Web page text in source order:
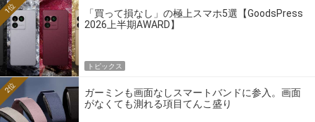
「買って損なし」の極上スマホ5選【GoodsPress
2026上半期AWARD】
1位
トピックス
ガーミンも画面なしスマートバンドに参入。画面
がなくても測れる項目てんこ盛り
2位